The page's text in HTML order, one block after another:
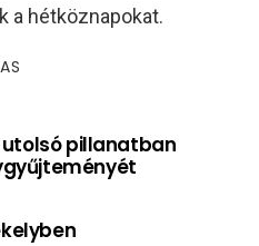
a hétköznapokat.
pillanatban